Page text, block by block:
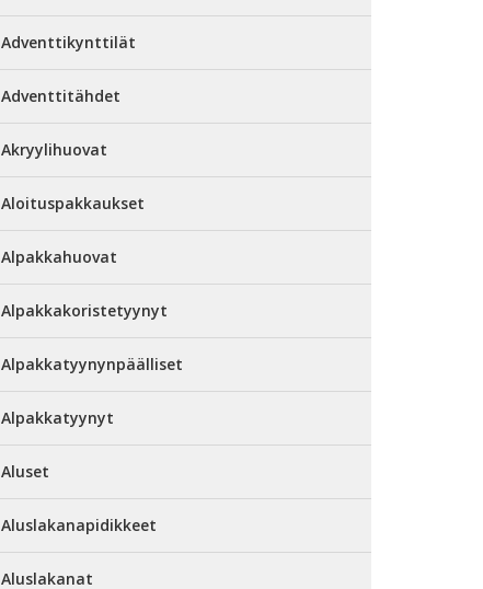
Adventtikynttilät
Adventtitähdet
Akryylihuovat
Aloituspakkaukset
Alpakkahuovat
Alpakkakoristetyynyt
Alpakkatyynynpäälliset
Alpakkatyynyt
Aluset
Aluslakanapidikkeet
Aluslakanat